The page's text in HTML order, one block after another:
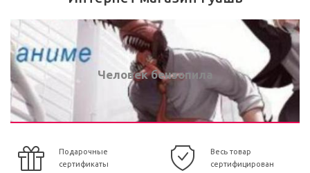
Человек бензопила
Подарочные
сертификаты
Весь товар
сертифицирован